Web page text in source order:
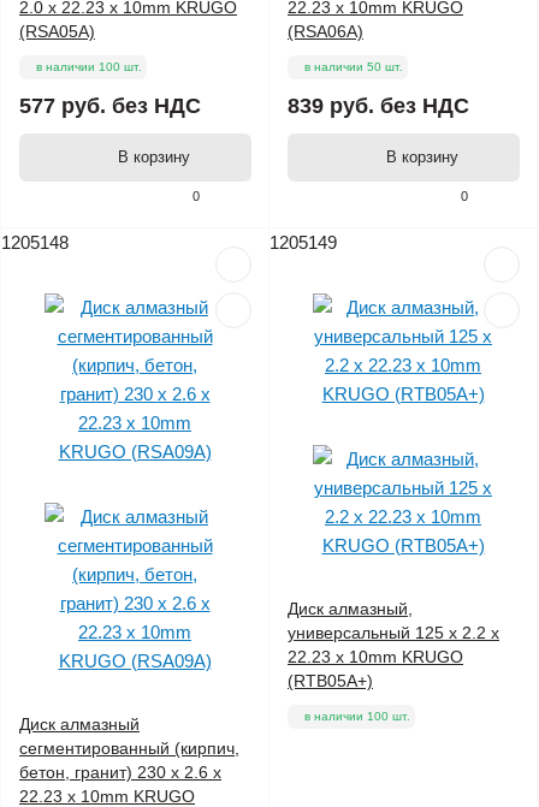
0
2.0 x 22.23 x 10mm KRUGO
(RSA05A)
в наличии 100 шт.
577 руб. без НДС
В корзину
0
22.23 x 10mm KRUGO
(RSA06A)
в наличии 50 шт.
839 руб. без НДС
В корзину
1205148
Диск алмазный
сегментированный (кирпич,
бетон, гранит) 230 x 2.6 x
22.23 x 10mm KRUGO
1205149
Диск алмазный,
универсальный 125 x 2.2 x
22.23 x 10mm KRUGO
(RTB05A+)
в наличии 100 шт.